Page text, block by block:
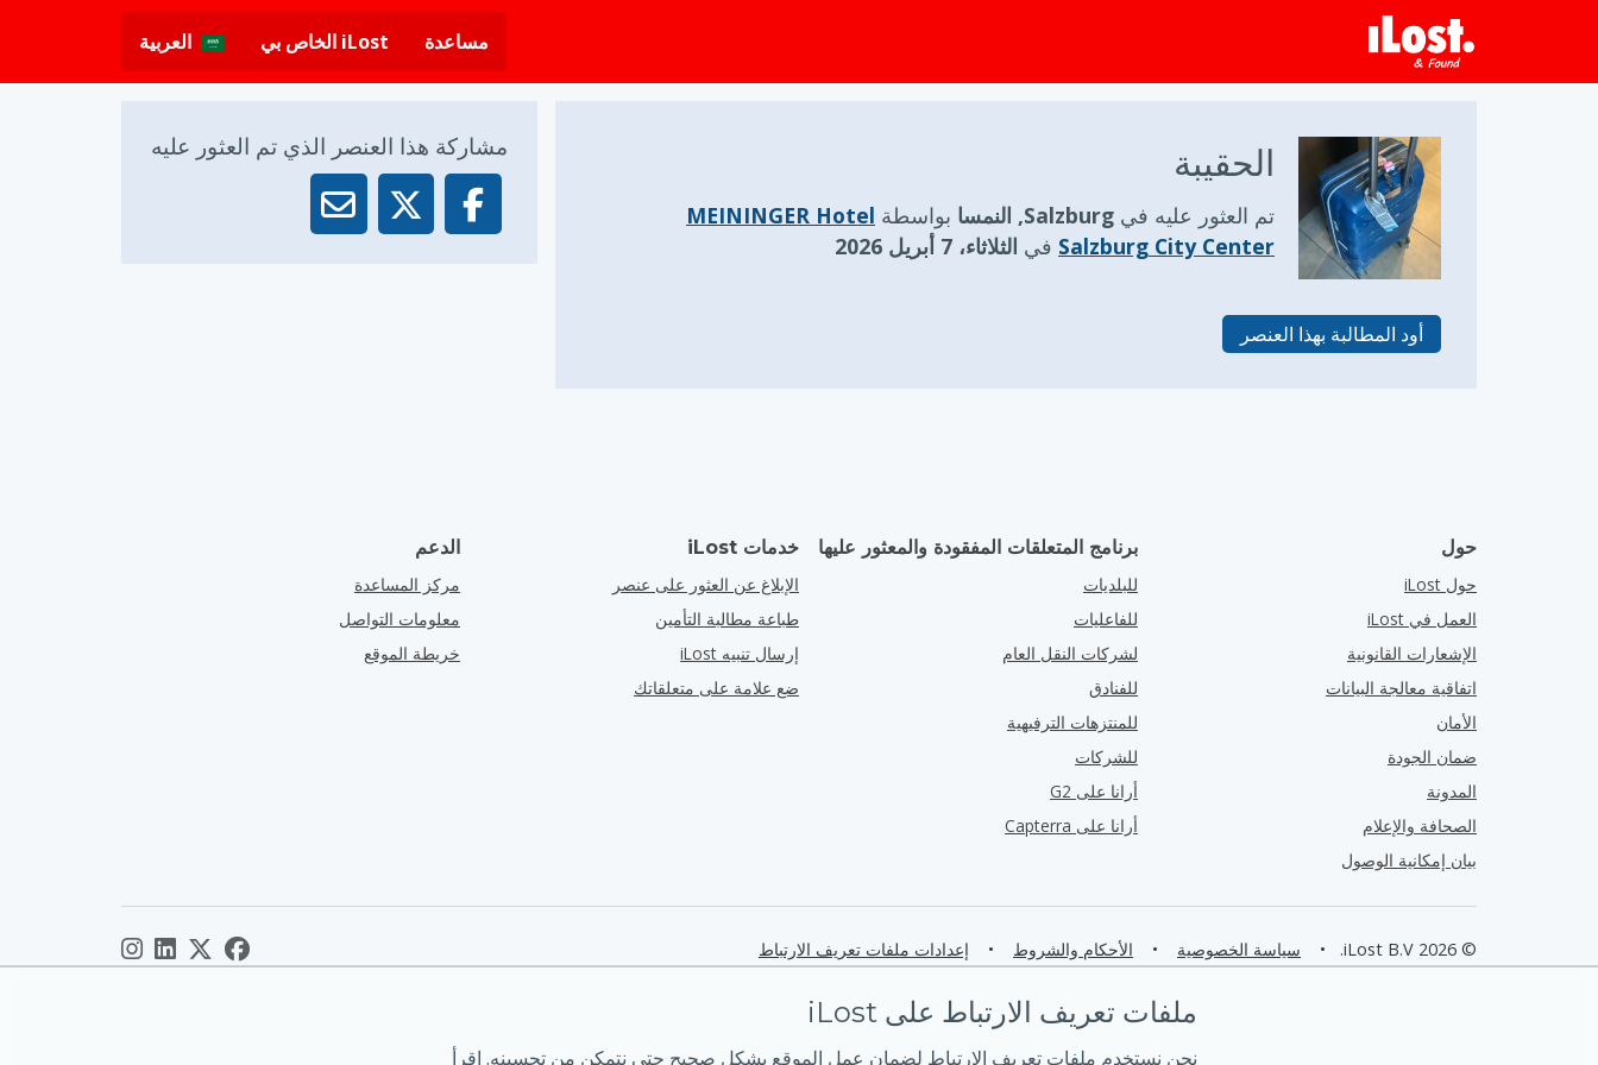
مساعدة iLost الخاص بي العربية
الحقيبة
تم العثور عليه في Salzburg, النمسا بواسطة MEININGER Hotel
Salzburg City Center في الثلاثاء، 7 أبريل 2026
أود المطالبة بهذا العنصر
مشاركة هذا العنصر الذي تم العثور عليه
حول
حول iLost
العمل في iLost
الإشعارات القانونية
اتفاقية معالجة البيانات
الأمان
ضمان الجودة
المدونة
الصحافة والإعلام
بيان إمكانية الوصول
برنامج المتعلقات المفقودة والمعثور عليها
للبلديات
للفاعليات
لشركات النقل العام
للفنادق
للمنتزهات الترفيهية
للشركات
أرانا على G2
أرانا على Capterra
خدمات iLost
الإبلاغ عن العثور على عنصر
طباعة مطالبة التأمين
إرسال تنبيه iLost
ضع علامة على متعلقاتك
الدعم
مركز المساعدة
معلومات التواصل
خريطة الموقع
© 2026 iLost B.V.
• سياسة الخصوصية • الأحكام والشروط • إعدادات ملفات تعريف الارتباط
ملفات تعريف الارتباط على iLost
نحن نستخدم ملفات تعريف الارتباط لضمان عمل الموقع بشكل صحيح حتى نتمكن من تحسينه. اقرأ